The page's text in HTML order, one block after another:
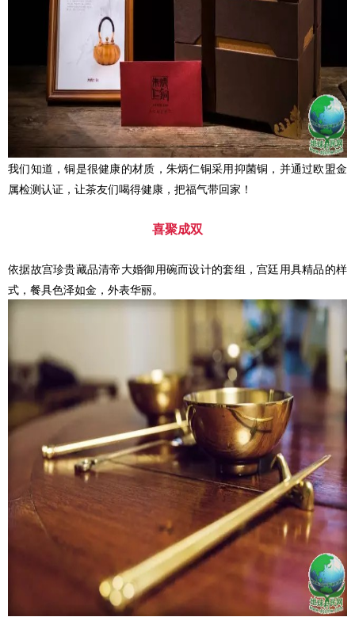
我们知道，铜是很健康的材质，朱炳仁铜采用抑菌铜，并通过欧盟金
属检测认证，让茶友们喝得健康，把福气带回家！
喜聚成双
依据故宫珍贵藏品清帝大婚御用碗而设计的套组，宫廷用具精品的样
式，餐具色泽如金，外表华丽。